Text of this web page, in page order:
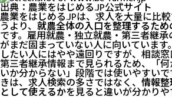
出典： 農業をはじめる.JP公式サイト
農業をはじめる.JPは、求人を大量に比
うより、 就農全体の入口を整理するた
です。雇用就農・独立就農・第三者継
がまだ固まっていない人に向いています
したい人にはやや遠回りですが、相談窓
第三者継承情報まで見られるため、「
いか分からない」段階では使いやすいで
きは、求人検索の多さではなく、 情報
として使えるかを見ると違いが分かりや